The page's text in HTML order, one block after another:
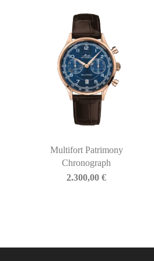
Multifort Patrimony
Chronograph
2.300,00€